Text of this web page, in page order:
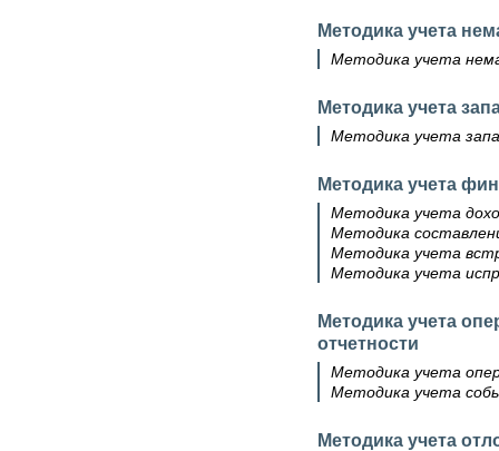
Методика учета
Методика учета
Методика учета
Методика учета
Методика учета
Методика учета
Методика
Методика учета
Методика учета
Методика учета
отчетности
Методика учета
Методика учета
Методика учета